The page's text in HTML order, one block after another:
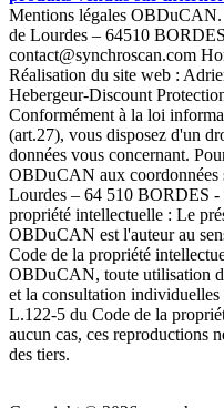
Mentions légales
de Lourdes – 64510
contact@synchroscan.com
Réalisation du site web :
Hebergeur-Discount
Conformément à la loi
(art.27), vous disposez d'un
données vous concernant.
OBDuCAN aux
Lourdes – 64 510 BORDES
propriété intellectuelle : Le
OBDuCAN est l'auteur au
Code de la propriété
OBDuCAN, toute utilisation
et la consultation
L.122-5 du Code de la
aucun cas, ces reproductions
des tiers.